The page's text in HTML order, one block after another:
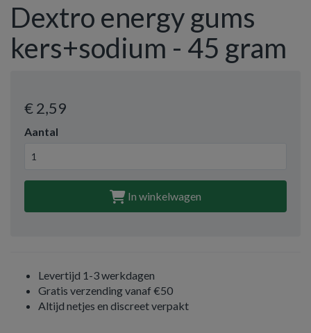
Dextro energy gums
kers+sodium - 45 gram
€ 2,59
Aantal
In winkelwagen
Levertijd 1-3 werkdagen
Gratis verzending vanaf €50
Altijd netjes en discreet verpakt